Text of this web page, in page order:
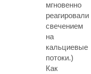
мгновенно
реагировали
свечением
на
кальциевые
потоки.)
Как